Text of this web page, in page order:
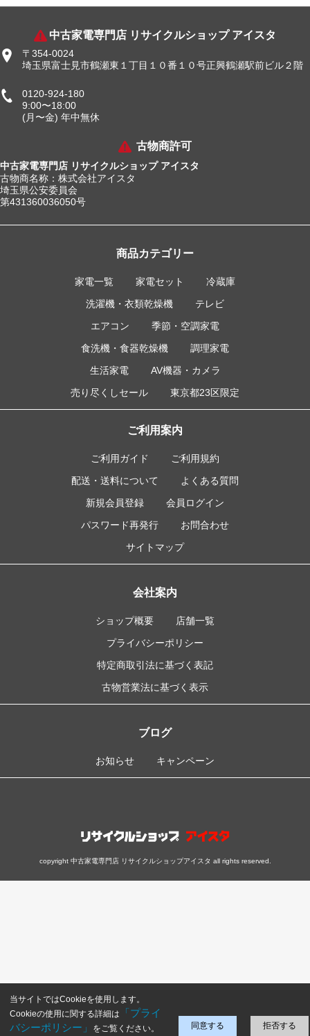
当サイトではCookieを使用します。
Cookieの使用に関する詳細は
「プライ
バシーポリシー」
をご覧ください。
同意する 拒否する
中古家電専門店 リサイクルショップ アイスタ
〒354-0024
埼玉県富士見市鶴瀬東１丁目１０番１０号正興鶴瀬駅前ビル２階
0120-924-180
9:00〜18:00
(月〜金) 年中無休
古物商許可
中古家電専門店 リサイクルショップ アイスタ
古物商名称：株式会社アイスタ
埼玉県公安委員会
第431360036050号
商品カテゴリー
家電一覧 家電セット
冷蔵庫
洗濯機・衣類乾燥機
テレビ
エアコン
季節・空調家電
食洗機・食器乾燥機
調理家電
生活家電
AV機器・カメラ
売り尽くしセール
東京都23区限定
ご利用案内
ご利用ガイド
ご利用規約
配送・送料について
よくある質問
新規会員登録
会員ログイン
パスワード再発行
お問合わせ
サイトマップ
会社案内
ショップ概要
店舗一覧
プライバシーポリシー
特定商取引法に基づく表記
古物営業法に基づく表示
ブログ
お知らせ キャンペーン
copyright 中古家電専門店 リサイクルショップアイスタ all rights reserved.